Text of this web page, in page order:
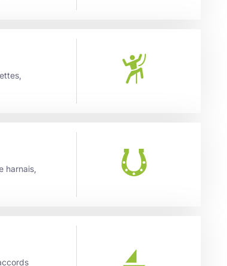
harnais,